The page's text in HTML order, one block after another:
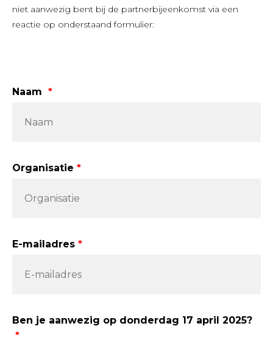
niet aanwezig bent bij de partnerbijeenkomst via een
reactie op onderstaand formulier:
Naam
Organisatie
E-mailadres
Ben je aanwezig op donderdag 17 april 2025?